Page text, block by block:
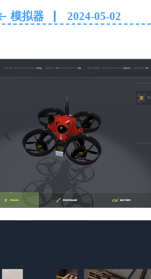
模拟器 2024-05-02
‹